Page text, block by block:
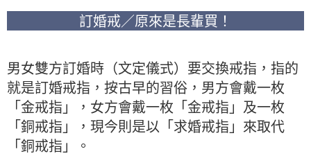
訂婚戒／原來是長輩買！
男女雙方訂婚時（文定儀式）要交換戒指，指的
就是訂婚戒指，按古早的習俗，男方會戴一枚
「金戒指」，女方會戴一枚「金戒指」及一枚
「銅戒指」，現今則是以「求婚戒指」來取代
「銅戒指」。